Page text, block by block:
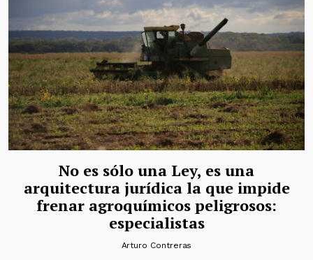
No es sólo una Ley, es una
arquitectura jurídica la que impide
frenar agroquímicos peligrosos:
especialistas
Arturo Contreras